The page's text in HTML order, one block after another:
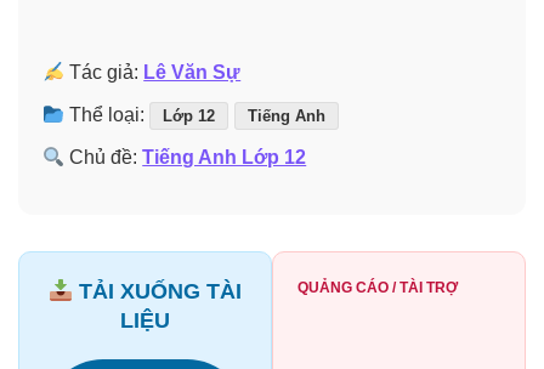
Tác giả: Lê Văn Sự
Thể loại: Lớp 12 Tiếng Anh
Chủ đề:Tiếng Anh Lớp 12
TẢI XUỐNG TÀI
LIỆU
QUẢNG CÁO / TÀI TRỢ